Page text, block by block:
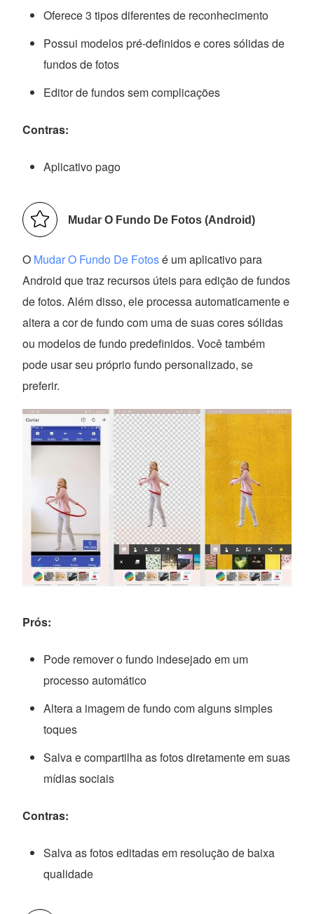
Oferece 3 tipos diferentes de reconhecimento
Possui modelos pré-definidos e cores sólidas de
fundos de fotos
Editor de fundos sem complicações
Contras:
Aplicativo pago
Mudar O Fundo De Fotos (Android)
O Mudar O Fundo De Fotosé um aplicativo para
Android que traz recursos úteis para edição de fundos
de fotos. Além disso, ele processa automaticamente e
altera a cor de fundo com uma de suas cores sólidas
ou modelos de fundo predefinidos. Você também
pode usar seu próprio fundo personalizado, se
preferir.
Prós:
Pode remover o fundo indesejado em um
processo automático
Altera a imagem de fundo com alguns simples
toques
Salva e compartilha as fotos diretamente em suas
mídias sociais
Contras:
Salva as fotos editadas em resolução de baixa
qualidade